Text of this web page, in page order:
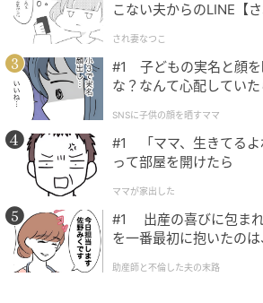
さらに、「髪の健康にはたんぱく質
さんから聞き、毎日飲み始めたのが
たんぱく質が豊富な大豆からでき
大好物。冷蔵庫に常備し、毎日飲ん
ソイラテにチェンジしました。
お風呂上がりは、
美容師さんおす
ッと頭皮にかけて、やさしくマッサ
によると、マッサージで頭皮をやわ
が良くなり、抜け毛予防に期待でき
た。
こない夫からのLINE【さ
され妻なつこ
#1 子どもの実名と顔を
な？なんて心配していた
SNSに子供の顔を晒すママ
#1 「ママ、生きてるよ
って部屋を開けたら
ママが家出した
#1 出産の喜びに包ま
を一番最初に抱いたの
助産師と不倫した夫の末路